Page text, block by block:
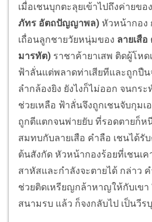
เมื่อเชนบุกตะลุยเข้าไปถึงค่ายของ
ภัทร อัตถปัญญาพล) หัวหน้ากอง
เถื่อนลูกชายวัยหนุ่มของ ลายเสื
มารทัต) ราชาค้ายาเสพ ติดผู้โห
ฟ้าลั่นแต่พลาดท่าเสียทีและถูกปื
ลำกล้องยิง ยังไงก็ไม่ออก จนกร
ช่วยเหลือ ฟ้าลั่นจึงถูกเชนจับกุมเ
ถูกตีแตกจนพ่ายยับ ที่รอดตายก็
สมทบกับลายเสือ คำลือ เชนได้รั
ต้นสังกัด หัวหน้ากองร้อยที่เชนเ
สาหัสและกำลังจะตายได้ กล่าว
ช่วยติดเหรียญกล้าหาญให้กับเขา
สนามรบ แล้ว ก็จงกลับไป เป็นวีร